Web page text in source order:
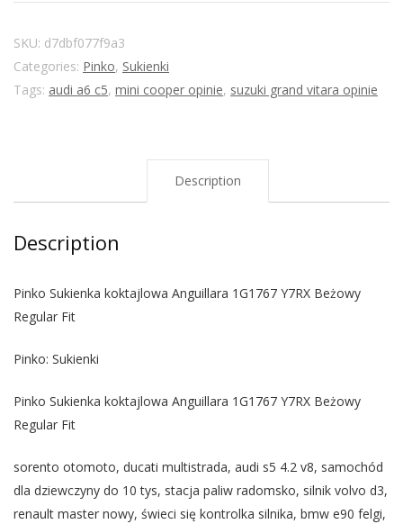
SKU: d7dbf077f9a3
Categories: Pinko, Sukienki
Tags: audi a6 c5, mini cooper opinie, suzuki grand vitara opinie
Description
Description
Pinko Sukienka koktajlowa Anguillara 1G1767 Y7RX Beżowy
Regular Fit
Pinko: Sukienki
Pinko Sukienka koktajlowa Anguillara 1G1767 Y7RX Beżowy
Regular Fit
sorento otomoto, ducati multistrada, audi s5 4.2 v8, samochód
dla dziewczyny do 10 tys, stacja paliw radomsko, silnik volvo d3,
renault master nowy, świeci się kontrolka silnika, bmw e90 felgi,